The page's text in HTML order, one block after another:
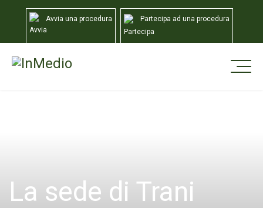
Avvia una procedura Partecipa ad una procedura
La sede di Trani